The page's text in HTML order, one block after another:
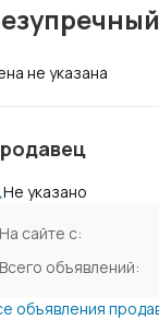
не указана
Не указано
На сайте с:
Всего объявлений:
объявления